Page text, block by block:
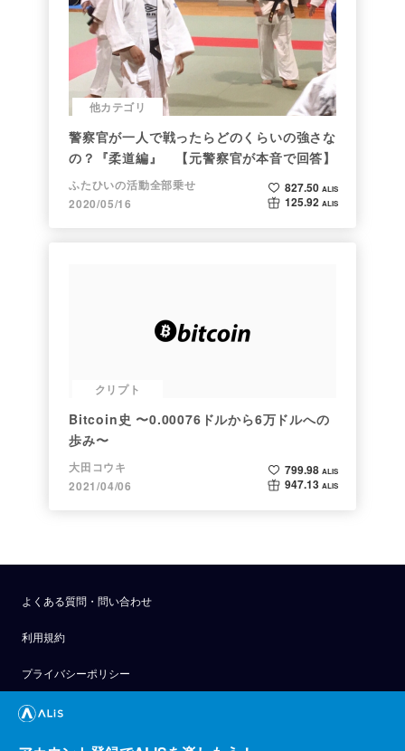
他カテゴリ
警察官が一人で戦ったらどのくらいの強さな
の？『柔道編』 【元警察官が本音で回答】
ふたひいの活動全部乗せ
2020/05/16
827.50 ALIS
125.92 ALIS
クリプト
Bitcoin史 〜0.00076ドルから6万ドルへの
歩み〜
大田コウキ
2021/04/06
799.98 ALIS
947.13 ALIS
よくある質問・問い合わせ
利用規約
プライバシーポリシー
公式アナウンス
技術ブログ